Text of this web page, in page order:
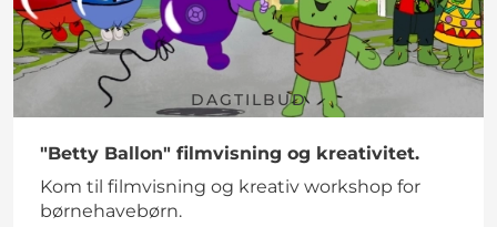
DAGTILBUD
"Betty Ballon" filmvisning og kreativitet.
Kom til filmvisning og kreativ workshop for
børnehavebørn.